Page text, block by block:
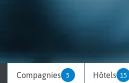
Compagnies 5 Hôtels 15